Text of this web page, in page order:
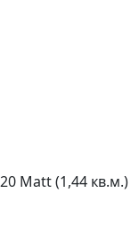
Matt (1,44 кв.м.)